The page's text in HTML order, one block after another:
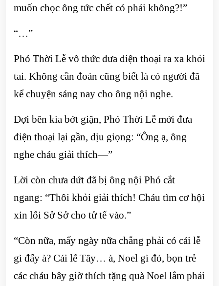
muốn chọc ông tức chết có phải không?!”
“…”
Phó Thời Lễ vô thức đưa điện thoại ra xa khỏi
tai. Không cần đoán cũng biết là có người đã
kể chuyện sáng nay cho ông nội nghe.
Đợi bên kia bớt giận, Phó Thời Lễ mới đưa
điện thoại lại gần, dịu giọng: “Ông ạ, ông
nghe cháu giải thích—”
Lời còn chưa dứt đã bị ông nội Phó cắt
ngang: “Thôi khỏi giải thích! Cháu tìm cơ hội
xin lỗi Sở Sở cho tử tế vào.”
“Còn nữa, mấy ngày nữa chẳng phải có cái lễ
gì đấy à? Cái lễ Tây… à, Noel gì đó, bọn trẻ
các cháu bây giờ thích tặng quà Noel lắm phải